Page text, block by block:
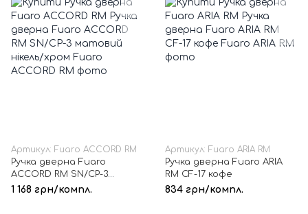
Артикул: Fuaro ACCORD RM
Ручка дверна Fuaro
ACCORD RM SN/CP-3
матовий нікель/хром
1 168 грн/компл.
Артикул: Fuaro ARIA RM
Ручка дверна Fuaro ARIA
RM CF-17 кофе
834 грн/компл.